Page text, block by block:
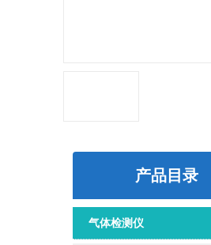
产品目录
气体检测仪